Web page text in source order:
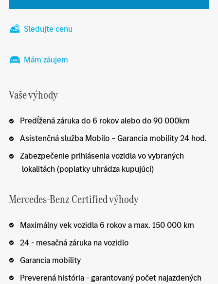
Sledujte cenu
Mám záujem
Vaše výhody
Predĺžená záruka do 6 rokov alebo do 90 000km
Asistenčná služba Mobilo – Garancia mobility 24 hod.
Zabezpečenie prihlásenia vozidla vo vybraných
lokalitách (poplatky uhrádza kupujúci)
Mercedes-Benz Certified výhody
Maximálny vek vozidla 6 rokov a max. 150 000 km
24 - mesačná záruka na vozidlo
Garancia mobility
Preverená história - garantovaný počet najazdených